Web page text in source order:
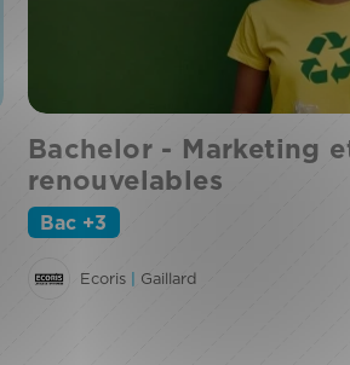
Bachelor - Marketing
renouvelables
Bac +3
Ecoris | Gaillard